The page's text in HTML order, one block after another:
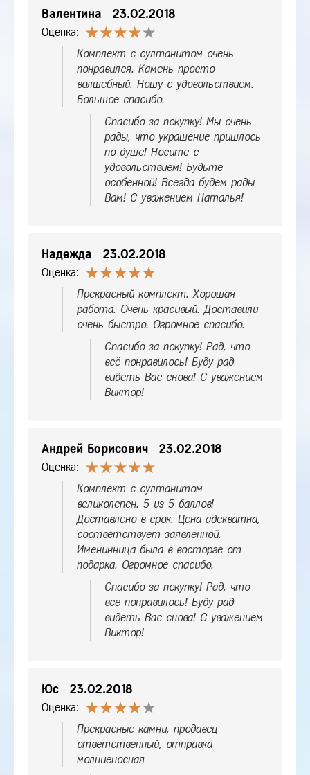
Валентина 23.02.2018
Оценка:
Комплект с султанитом очень
понравился. Камень просто
волшебный. Ношу с удовольствием.
Большое спасибо.
Спасибо за покупку! Мы очень
рады, что украшение пришлось
по душе! Носите с
удовольствием! Будьте
особенной! Всегда будем рады
Вам! С уважением Наталья!
Надежда 23.02.2018
Оценка:
Прекрасный комплект. Хорошая
работа. Очень красивый. Доставили
очень быстро. Огромное спасибо.
Спасибо за покупку! Рад, что
всё понравилось! Буду рад
видеть Вас снова! С уважением
Виктор!
Андрей Борисович 23.02.2018
Оценка:
Комплект с султанитом
великолепен. 5 из 5 баллов!
Доставлено в срок. Цена адекватна,
соответствует заявленной.
Именинница была в восторге от
подарка. Огромное спасибо.
Спасибо за покупку! Рад, что
всё понравилось! Буду рад
видеть Вас снова! С уважением
Виктор!
Юс 23.02.2018
Оценка:
Прекрасные камни, продавец
ответственный, отправка
молниеносная